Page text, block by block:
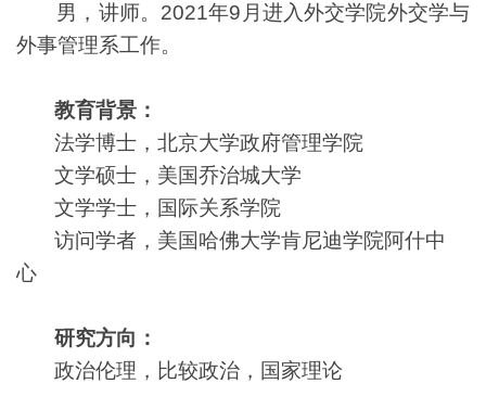
男，讲师。2021年9月进入外交学院外交学与
外事管理系工作。
教育背景：
法学博士，北京大学政府管理学院
文学硕士，美国乔治城大学
文学学士，国际关系学院
访问学者，美国哈佛大学肯尼迪学院阿什中
心
研究方向 ：
政治伦理，比较政治，国家理论